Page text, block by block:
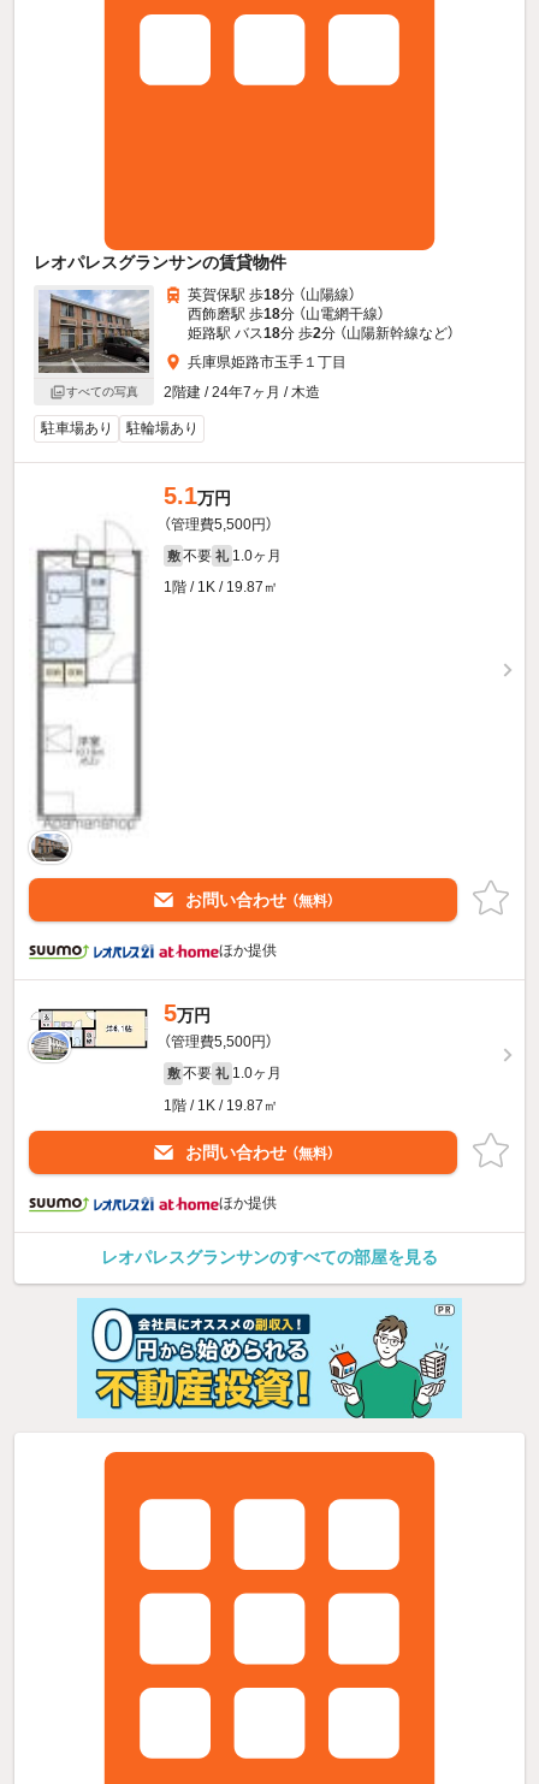
レオパレスグランサンの賃貸物件
すべての写真
英賀保駅 歩18分 （山陽線）
西飾磨駅 歩18分 （山電網干線）
姫路駅 バス18分 歩2分 （山陽新幹線など）
兵庫県姫路市玉手１丁目
2階建 / 24年7ヶ月 / 木造
駐車場あり 駐輪場あり
5.1万円
（管理費5,500円）
敷 不要 礼 1.0ヶ月
1階 / 1K / 19.87㎡
お問い合わせ （無料）
ほか提供
5万円
（管理費5,500円）
敷 不要 礼 1.0ヶ月
1階 / 1K / 19.87㎡
お問い合わせ （無料）
ほか提供
レオパレスグランサンのすべての部屋を見る